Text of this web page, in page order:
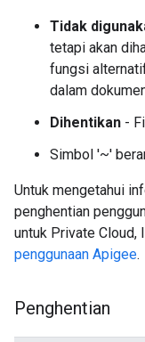
Tidak
tetapi akan
fungsi
dalam
Dihentikan -
Simbol '~'
Untuk mengetahui
penghentian
untuk Private Cloud,
penggunaan Apigee.
Penghentian